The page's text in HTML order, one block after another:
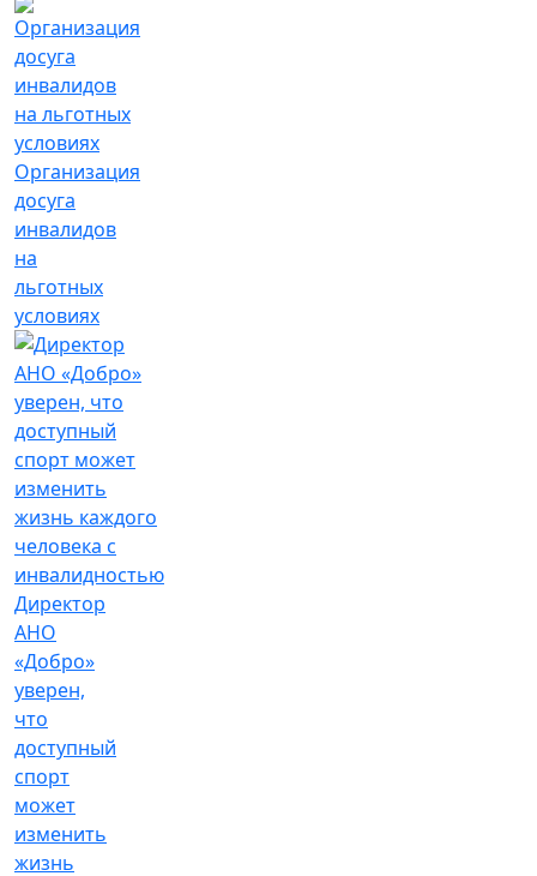
Организация
досуга
инвалидов
на
льготных
условиях
Директор
АНО
«Добро»
уверен,
что
доступный
спорт
может
изменить
жизнь